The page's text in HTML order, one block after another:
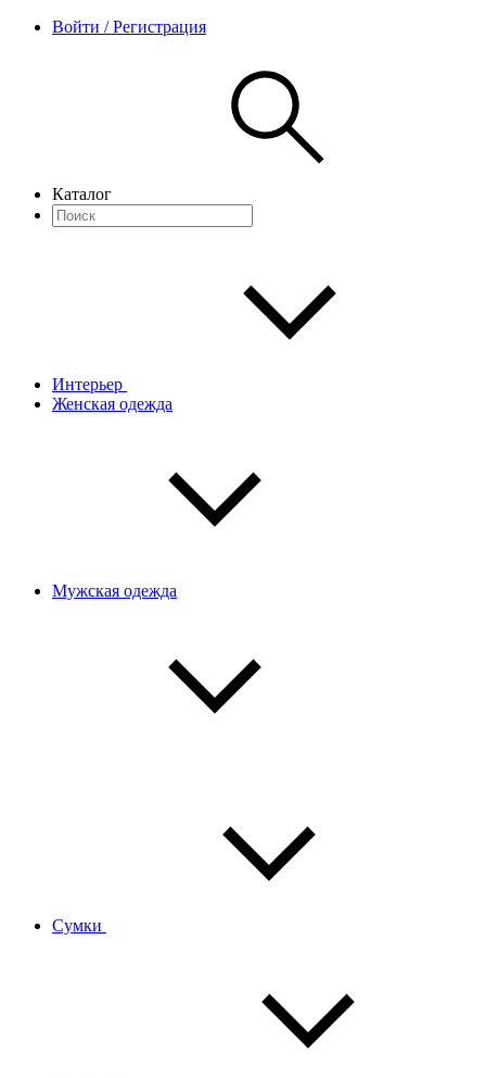
Войти / Регистрация
Каталог
Интерьер
Женская одежда
Мужская одежда
Сумки